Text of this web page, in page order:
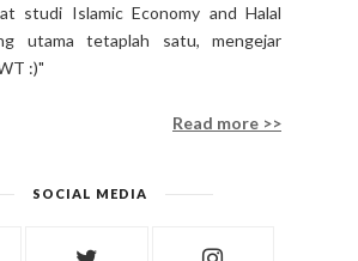
studi Islamic Economy and Halal
utama tetaplah satu, mengejar
:)"
Read more >>
SOCIAL MEDIA